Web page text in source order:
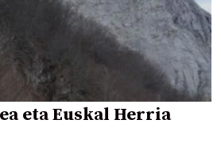
eta Euskal Herria